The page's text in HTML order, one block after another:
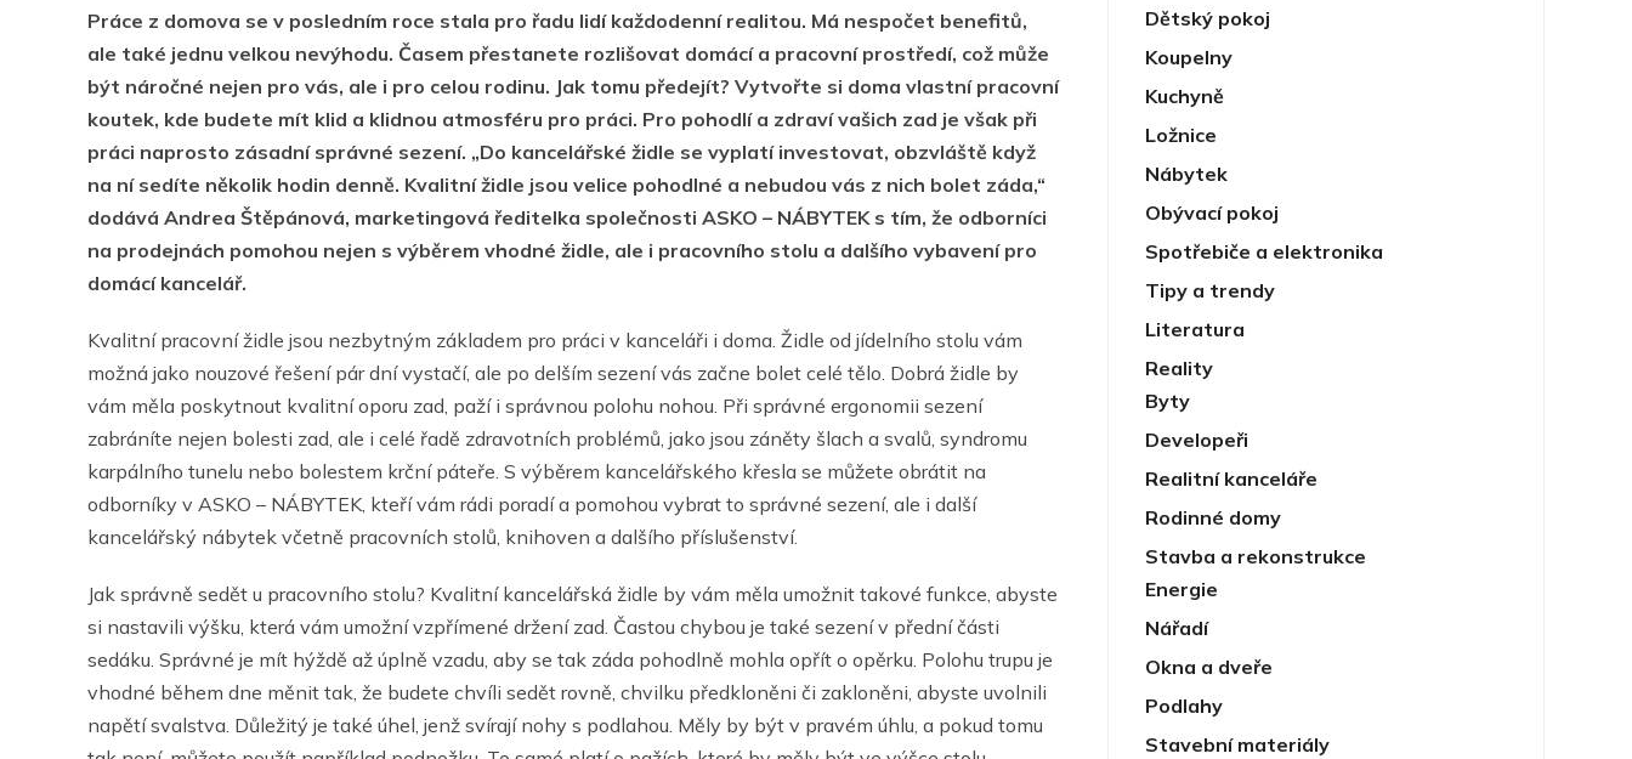
Práce z domova se v posledním roce stala pro řadu lidí každodenní realitou. Má nespočet benefitů,
ale také jednu velkou nevýhodu. Časem přestanete rozlišovat domácí a pracovní prostředí, což může
být náročné nejen pro vás, ale i pro celou rodinu. Jak tomu předejít? Vytvořte si doma vlastní pracovní
koutek, kde budete mít klid a klidnou atmosféru pro práci. Pro pohodlí a zdraví vašich zad je však při
práci naprosto zásadní správné sezení. „Do kancelářské židle se vyplatí investovat, obzvláště když
na ní sedíte několik hodin denně. Kvalitní židle jsou velice pohodlné a nebudou vás z nich bolet záda,“
dodává Andrea Štěpánová, marketingová ředitelka společnosti ASKO – NÁBYTEK s tím, že odborníci
na prodejnách pomohou nejen s výběrem vhodné židle, ale i pracovního stolu a dalšího vybavení pro
domácí kancelář.
Kvalitní pracovní židle jsou nezbytným základem pro práci v kanceláři i doma. Židle od jídelního stolu vám
možná jako nouzové řešení pár dní vystačí, ale po delším sezení vás začne bolet celé tělo. Dobrá židle by
vám měla poskytnout kvalitní oporu zad, paží i správnou polohu nohou. Při správné ergonomii sezení
zabráníte nejen bolesti zad, ale i celé řadě zdravotních problémů, jako jsou záněty šlach a svalů, syndromu
karpálního tunelu nebo bolestem krční páteře. S výběrem kancelářského křesla se můžete obrátit na
odborníky v ASKO – NÁBYTEK, kteří vám rádi poradí a pomohou vybrat to správné sezení, ale i další
kancelářský nábytek včetně pracovních stolů, knihoven a dalšího příslušenství.
Jak správně sedět u pracovního stolu? Kvalitní kancelářská židle by vám měla umožnit takové funkce, abyste
si nastavili výšku, která vám umožní vzpřímené držení zad. Častou chybou je také sezení v přední části
sedáku. Správné je mít hýždě až úplně vzadu, aby se tak záda pohodlně mohla opřít o opěrku. Polohu trupu je
vhodné během dne měnit tak, že budete chvíli sedět rovně, chvilku předkloněni či zakloněni, abyste uvolnili
napětí svalstva. Důležitý je také úhel, jenž svírají nohy s podlahou. Měly by být v pravém úhlu, a pokud tomu
Dětský pokoj
Koupelny
Kuchyně
Ložnice
Nábytek
Obývací pokoj
Spotřebiče a elektronika
Tipy a trendy
Literatura
Reality
Byty
Developeři
Realitní kanceláře
Rodinné domy
Stavba a rekonstrukce
Energie
Nářadí
Okna a dveře
Podlahy
Stavební materiály